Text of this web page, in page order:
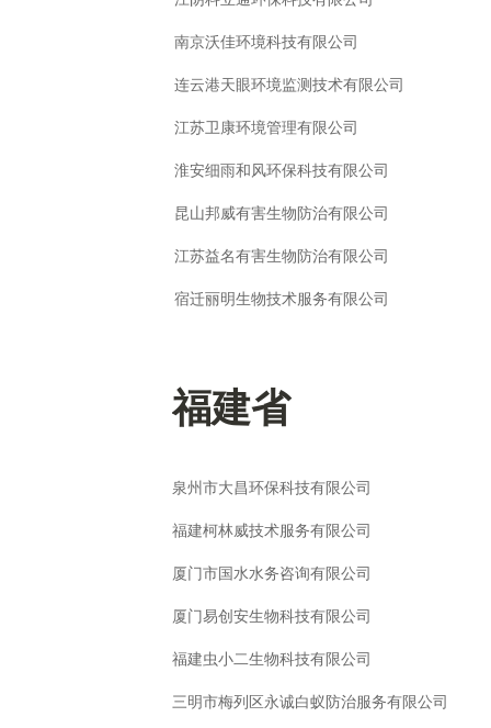
南京沃佳环境科技有限公司
连云港天眼环境监测技术有限公司
江苏卫康环境管理有限公司
淮安细雨和风环保科技有限公司
昆山邦威有害生物防治有限公司
江苏益名有害生物防治有限公司
宿迁丽明生物技术服务有限公司
福建省
泉州市大昌环保科技有限公司
福建柯林威技术服务有限公司
厦门市国水水务咨询有限公司
厦门易创安生物科技有限公司
福建虫小二生物科技有限公司
三明市梅列区永诚白蚁防治服务有限公司